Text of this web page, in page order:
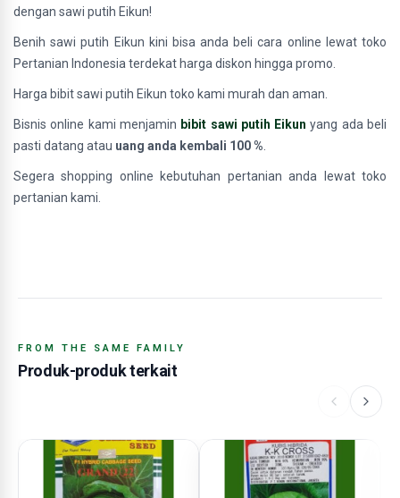
dengan sawi putih Eikun!
Benih sawi putih Eikun kini bisa anda beli cara online lewat toko
Pertanian Indonesia terdekat harga diskon hingga promo.
Harga bibit sawi putih Eikun toko kami murah dan aman.
Bisnis online kami menjamin bibit sawi putih Eikun yang ada beli
pasti datang atau uang anda kembali 100 %
Segera shopping online kebutuhan pertanian anda lewat toko
pertanian kami.
FROM THE SAME FAMILY
Produk-produk terkait